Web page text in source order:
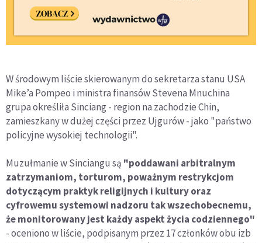
W środowym liście skierowanym do sekretarza stanu USA
Mike’a Pompeo i ministra finansów Stevena Mnuchina
grupa określiła Sinciang - region na zachodzie Chin,
zamieszkany w dużej części przez Ujgurów - jako "państwo
policyjne wysokiej technologii".
Muzułmanie w Sinciangu są "poddawani arbitralnym
zatrzymaniom, torturom, poważnym restrykcjom
dotyczącym praktyk religijnych i kultury oraz
cyfrowemu systemowi nadzoru tak wszechobecnemu,
że monitorowany jest każdy aspekt życia codziennego"
- oceniono w liście, podpisanym przez 17 członków obu izb